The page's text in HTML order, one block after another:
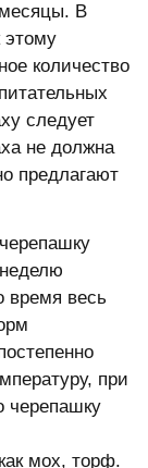
В
этому
количество
следует
не должна
предлагают
время весь
при
черепашку
мох, торф.